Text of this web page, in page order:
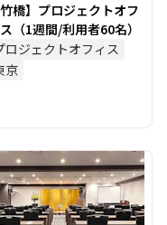
竹橋】プロジェクトオフ
（1週間/利用者60名）
ロジェクトオフィス
京